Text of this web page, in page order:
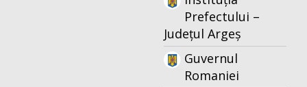
Prefectului –
Județul Argeș
Guvernul
Romaniei